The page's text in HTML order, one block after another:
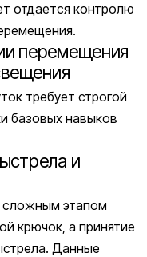
отдается контролю
перемещения
требует строгой
базовых навыков
и
сложным этапом
крючок, а принятие
Данные